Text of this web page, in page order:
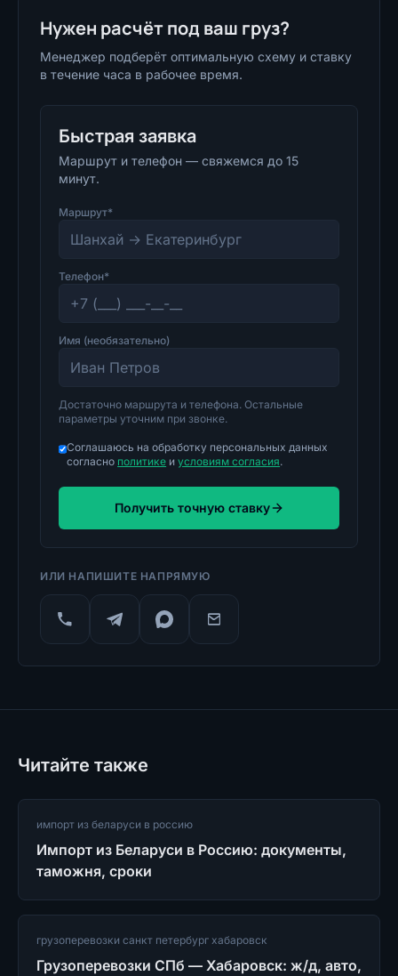
Нужен расчёт под ваш груз?
Менеджер подберёт оптимальную схему и ставку
в течение часа в рабочее время.
Быстрая заявка
Маршрут и телефон — свяжемся до 15
минут.
Маршрут*
Телефон*
Имя (необязательно)
Достаточно маршрута и телефона. Остальные
параметры уточним при звонке.
Соглашаюсь на обработку персональных данных
согласно политике и условиям согласия.
Получить точную ставку
ИЛИ НАПИШИТЕ НАПРЯМУЮ
Читайте также
импорт из беларуси в россию
Импорт из Беларуси в Россию: документы,
таможня, сроки
грузоперевозки санкт петербург хабаровск
Грузоперевозки СПб — Хабаровск: ж/д, авто,